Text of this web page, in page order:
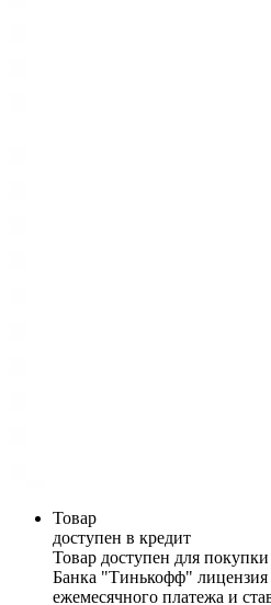
Товар
доступен в кредит
Товар доступен для
Банка "Тинькофф"
ежемесячного платежа и